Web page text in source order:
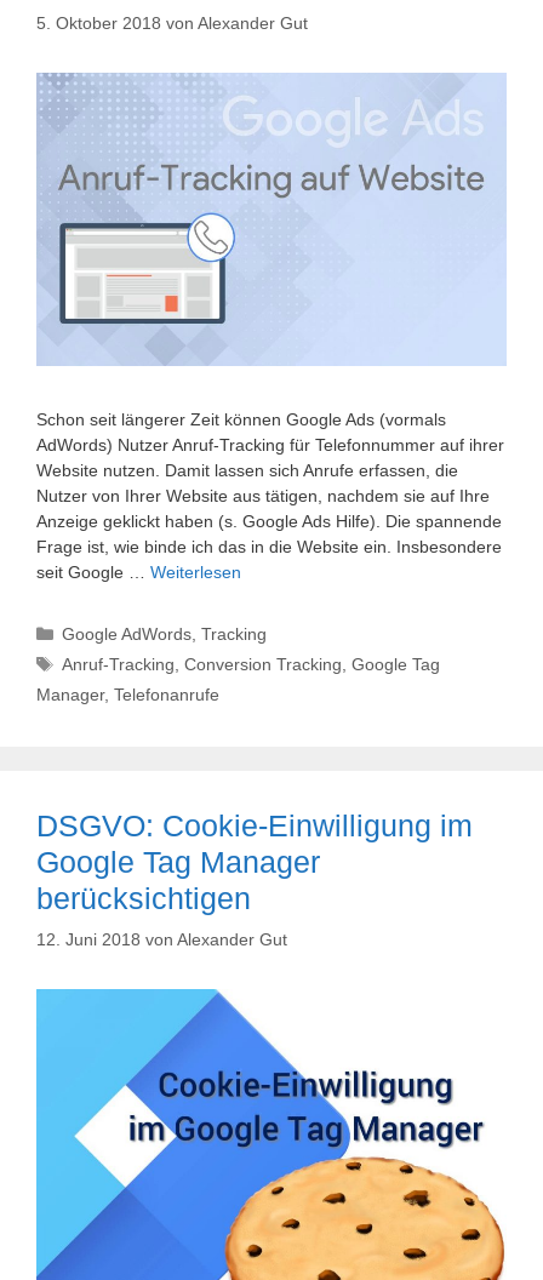
5. Oktober 2018 von Alexander Gut
Schon seit längerer Zeit können Google Ads (vormals
AdWords) Nutzer Anruf-Tracking für Telefonnummer auf ihrer
Website nutzen. Damit lassen sich Anrufe erfassen, die
Nutzer von Ihrer Website aus tätigen, nachdem sie auf Ihre
Anzeige geklickt haben (s. Google Ads Hilfe). Die spannende
Frage ist, wie binde ich das in die Website ein. Insbesondere
seit Google … Weiterlesen
Kategorien
Google AdWords ,Tracking
Schlagwörter
Anruf-Tracking ,Conversion Tracking ,Google Tag
Manager, Telefonanrufe
DSGVO: Cookie-Einwilligung im
Google Tag Manager
berücksichtigen
12. Juni 2018 von Alexander Gut